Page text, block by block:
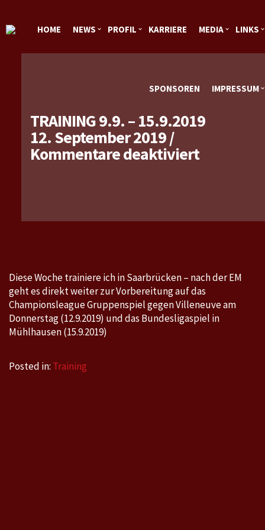
HOME NEWS PROFIL KARRIERE MEDIA LINKS
SPONSOREN IMPRESSUM
TRAINING 9.9. – 15.9.2019
12. September 2019/
Kommentare deaktiviertfür
Diese Woche trainiere ich in Saarbrücken – nach der EM
geht es direkt weiter zur Vorbereitung auf das
Championsleague Gruppenspiel gegen Villeneuve am
Donnerstag (12.9.2019) und das Bundesligaspiel in
Mühlhausen (15.9.2019)
Posted in: Training